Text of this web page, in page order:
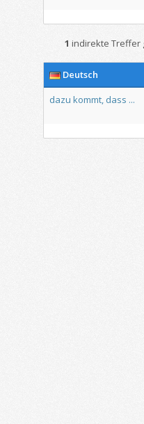
1 indirekte Treffer
Deutsch
dazu kommt, dass ...